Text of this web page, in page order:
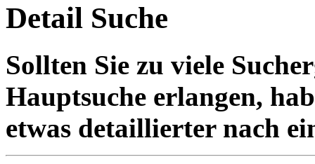
Detail Suche
Sollten Sie zu viele
Hauptsuche erlangen,
etwas detaillierter nach